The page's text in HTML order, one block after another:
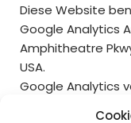
Diese Website
Google Analytics
Amphitheatre
USA.
Google Analytics